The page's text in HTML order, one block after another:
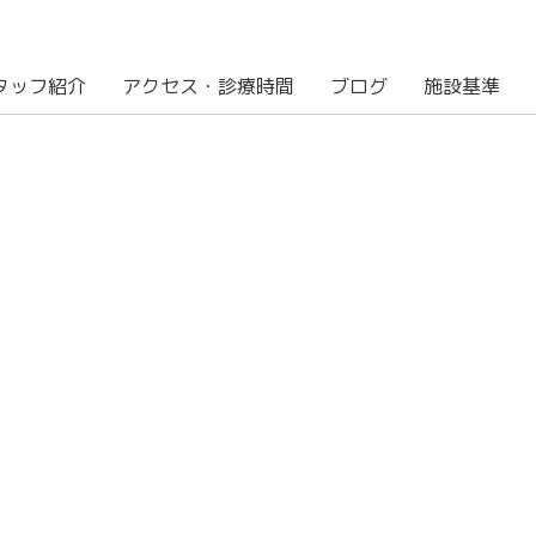
ッフ紹介 アクセス・診療時間 ブログ 施設基準